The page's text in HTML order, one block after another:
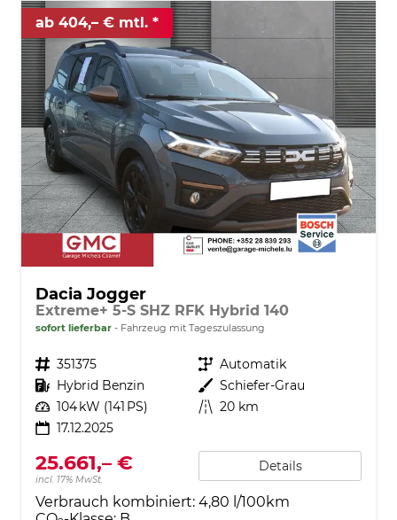
ab 404,– € mtl.
Dacia Jogger
Extreme+ 5-S SHZ RFK Hybrid 140
sofort lieferbar Fahrzeug mit Tageszulassung
Fahrzeugnr. 351375 Getriebe Automatik
Kraftstoff Hybrid Benzin Außenfarbe Schiefer-Grau
Leistung 104 kW (141 PS) Kilometerstand 20 km
17.12.2025
25.661,– €
incl. 17% MwSt.
Details
Verbrauch kombiniert: 4,80 l/100km